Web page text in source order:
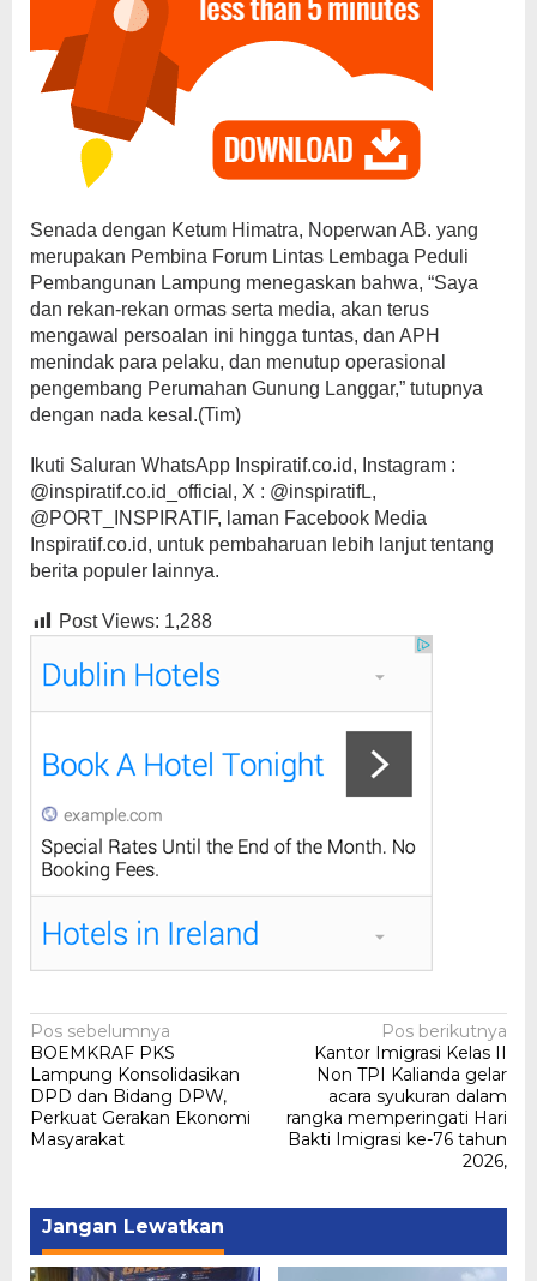
Senada dengan Ketum Himatra, Noperwan AB. yang
merupakan Pembina Forum Lintas Lembaga Peduli
Pembangunan Lampung menegaskan bahwa, “Saya
dan rekan-rekan ormas serta media, akan terus
mengawal persoalan ini hingga tuntas, dan APH
menindak para pelaku, dan menutup operasional
pengembang Perumahan Gunung Langgar,” tutupnya
dengan nada kesal.(Tim)
Ikuti Saluran WhatsApp Inspiratif.co.id, Instagram :
@inspiratif.co.id_official, X : @inspiratifL,
@PORT_INSPIRATIF, laman Facebook Media
Inspiratif.co.id, untuk pembaharuan lebih lanjut tentang
berita populer lainnya.
Post Views: 1,288
Navigasi
pos
Pos sebelumnya
BOEMKRAF PKS
Lampung Konsolidasikan
DPD dan Bidang DPW,
Perkuat Gerakan Ekonomi
Masyarakat
Pos berikutnya
Kantor Imigrasi Kelas II
Non TPI Kalianda gelar
acara syukuran dalam
rangka memperingati Hari
Bakti Imigrasi ke-76 tahun
2026,
Jangan Lewatkan